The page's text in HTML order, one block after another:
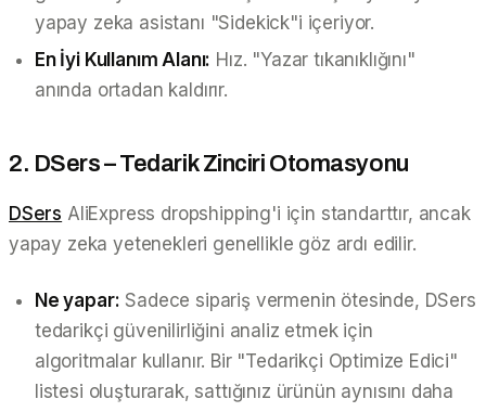
yapay zeka asistanı "Sidekick"i içeriyor.
En İyi Kullanım Alanı: Hız. "Yazar tıkanıklığını"
anında ortadan kaldırır.
2. DSers – Tedarik Zinciri Otomasyonu
DSers AliExpress dropshipping'i için standarttır, ancak
yapay zeka yetenekleri genellikle göz ardı edilir.
Ne yapar: Sadece sipariş vermenin ötesinde, DSers
tedarikçi güvenilirliğini analiz etmek için
algoritmalar kullanır. Bir "Tedarikçi Optimize Edici"
listesi oluşturarak, sattığınız ürünün aynısını daha